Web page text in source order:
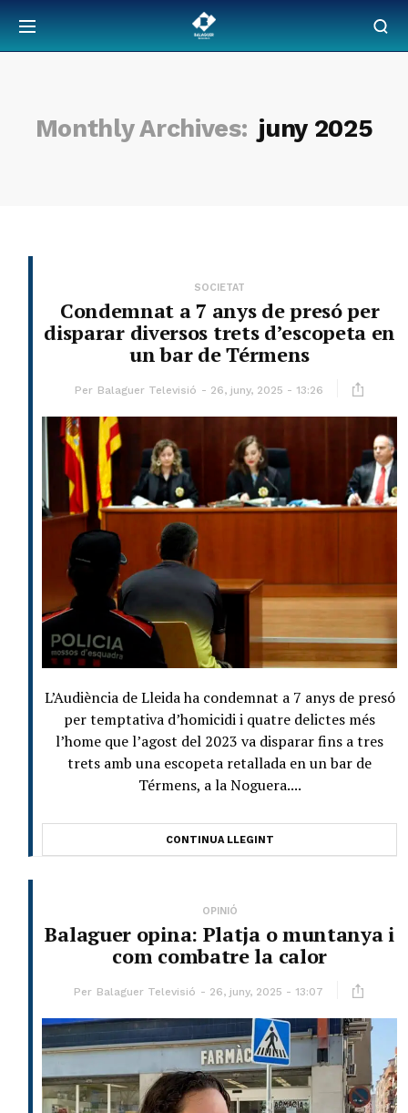
Monthly Archives: juny 2025
SOCIETAT
Condemnat a 7 anys de presó per
disparar diversos trets d’escopeta en
un bar de Térmens
Per Balaguer Televisió 26, juny, 2025 - 13:26
L’Audiència de Lleida ha condemnat a 7 anys de presó
per temptativa d’homicidi i quatre delictes més
l’home que l’agost del 2023 va disparar fins a tres
trets amb una escopeta retallada en un bar de
Térmens, a la Noguera....
CONTINUA LLEGINT
OPINIÓ
Balaguer opina: Platja o muntanya i
com combatre la calor
Per Balaguer Televisió 26, juny, 2025 - 13:07